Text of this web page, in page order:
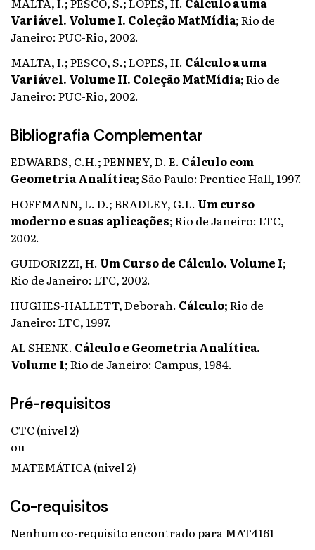
Variável. Volume I. Coleção MatMídia;Rio de
Janeiro: PUC-Rio, 2002.
MALTA, I.; PESCO, S.; LOPES, H. Cálculo a uma
Variável. Volume II. Coleção MatMídia;Rio de
Janeiro: PUC-Rio, 2002.
Bibliografia Complementar
EDWARDS, C.H.; PENNEY, D. E. Cálculo com
Geometria Analítica;São Paulo: Prentice Hall, 1997.
HOFFMANN, L. D.; BRADLEY, G.L. Um curso
moderno e suas aplicações;Rio de Janeiro: LTC,
2002.
GUIDORIZZI, H. Um Curso de Cálculo. Volume I;
Rio de Janeiro: LTC, 2002.
HUGHES-HALLETT, Deborah. Cálculo;Rio de
Janeiro: LTC, 1997.
AL SHENK. Cálculo e Geometria Analítica.
Volume 1;Rio de Janeiro: Campus, 1984.
Pré-requisitos
CTC (nivel 2)
ou
MATEMÁTICA (nivel 2)
Co-requisitos
Nenhum co-requisito encontrado para MAT4161